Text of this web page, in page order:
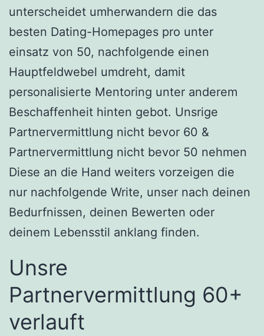
unterscheidet umherwandern die das
besten Dating-Homepages pro unter
einsatz von 50, nachfolgende einen
Hauptfeldwebel umdreht, damit
personalisierte Mentoring unter anderem
Beschaffenheit hinten gebot. Unsrige
Partnervermittlung nicht bevor 60 &
Partnervermittlung nicht bevor 50 nehmen
Diese an die Hand weiters vorzeigen die
nur nachfolgende Write, unser nach deinen
Bedurfnissen, deinen Bewerten oder
deinem Lebensstil anklang finden.
Unsre
Partnervermittlung 60+
verlauft